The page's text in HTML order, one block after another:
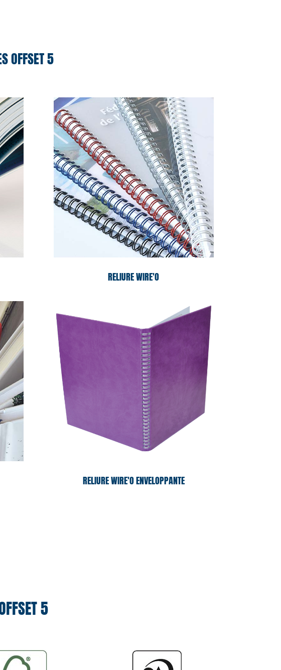
OFFSET 5
RELIURE WIRE'O
RELIURE WIRE'O ENVELOPPANTE
5